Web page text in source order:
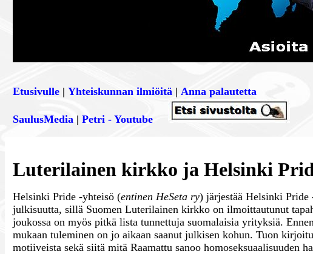
Etusivulle |Yhteiskunnan ilmiöitä |Anna palautetta
SaulusMedia |Petri - Youtube
Luterilainen kirkko ja Helsinki
Helsinki Pride -yhteisö (entinen HeSeta ry) järjestää Helsinki Pride
julkisuutta, sillä Suomen Luterilainen kirkko on ilmoittautunut
joukossa on myös pitkä lista tunnettuja suomalaisia yrityksiä.
mukaan tuleminen on jo aikaan saanut julkisen kohun. Tuon
motiiveista sekä siitä mitä Raamattu sanoo homoseksuaalisuuden